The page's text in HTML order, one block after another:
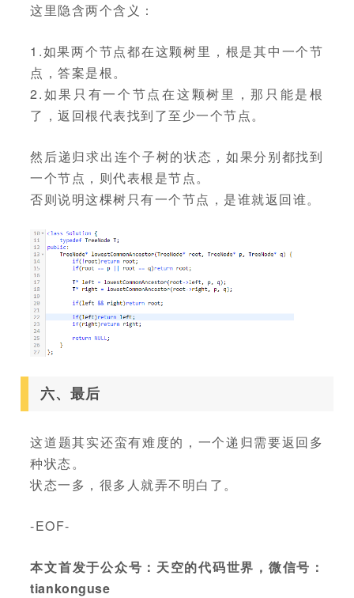
这里隐含两个含义：
1.如果两个节点都在这颗树里，根是其中一个节
点，答案是根。
2.如果只有一个节点在这颗树里，那只能是根
了，返回根代表找到了至少一个节点。
然后递归求出连个子树的状态，如果分别都找到
一个节点，则代表根是节点。
否则说明这棵树只有一个节点，是谁就返回谁。
六、最后
这道题其实还蛮有难度的，一个递归需要返回多
种状态。
状态一多，很多人就弄不明白了。
-EOF-
本文首发于公众号：天空的代码世界，微信号：
tiankonguse